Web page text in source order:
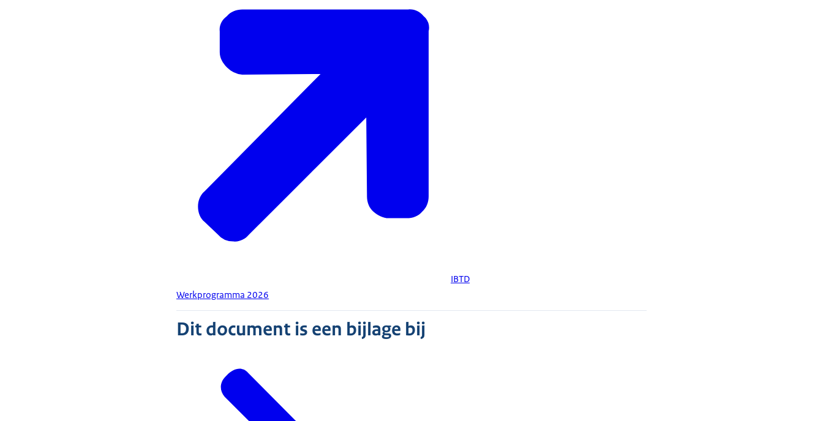
IBTD
Werkprogramma 2026
Dit document is een bijlage bij